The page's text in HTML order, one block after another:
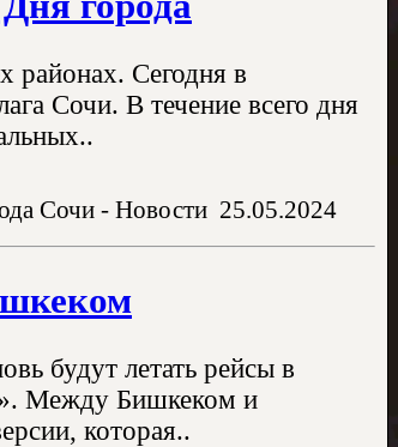
районах. Сегодня в
Сочи. В течение всего дня
Сочи - Новости 25.05.2024
будут летать рейсы в
Между Бишкеком и
которая..